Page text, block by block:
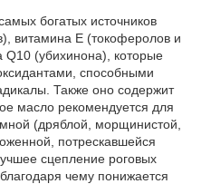
богатых источников
витамина Е (токоферолов и
Q10 (убихинона), которые
способными
Также оно содержит
масло рекомендуется для
(дряблой, морщинистой,
потрескавшейся
сцепление роговых
чему понижается